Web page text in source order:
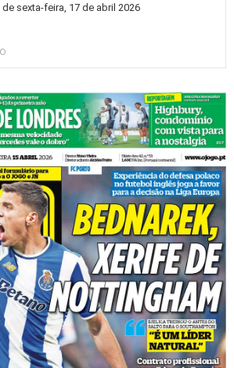
sexta-feira, 17 de abril 2026